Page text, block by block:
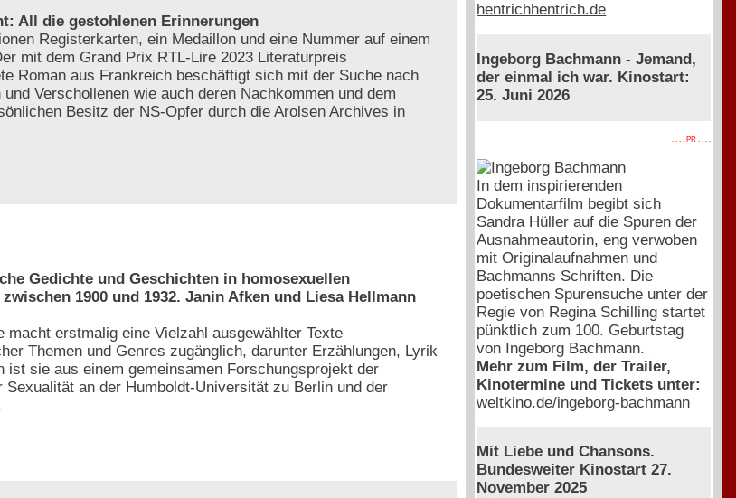
All die gestohlenen Erinnerungen
Registerkarten, ein Medaillon und eine Nummer auf einem
mit dem Grand Prix RTL-Lire 2023 Literaturpreis
Roman aus Frankreich beschäftigt sich mit der Suche nach
und Verschollenen wie auch deren Nachkommen und dem
Besitz der NS-Opfer durch die Arolsen Archives in
Gedichte und Geschichten in homosexuellen
1900 und 1932. Janin Afken und Liesa Hellmann
macht erstmalig eine Vielzahl ausgewählter Texte
Themen und Genres zugänglich, darunter Erzählungen, Lyrik
ist sie aus einem gemeinsamen Forschungsprojekt der
an der Humboldt-Universität zu Berlin und der
hentrichhentrich.de
Ingeborg Bachmann - Jemand,
der einmal ich war. Kinostart:
25. Juni 2026
. . . . PR . . . .
In dem inspirierenden
Dokumentarfilm begibt sich
Sandra Hüller auf die Spuren der
Ausnahmeautorin, eng verwoben
mit Originalaufnahmen und
Bachmanns Schriften. Die
poetischen Spurensuche unter der
Regie von Regina Schilling startet
pünktlich zum 100. Geburtstag
von Ingeborg Bachmann.
Mehr zum Film, der Trailer,
Kinotermine und Tickets unter:
weltkino.de/ingeborg-bachmann
Mit Liebe und Chansons.
Bundesweiter Kinostart 27.
November 2025